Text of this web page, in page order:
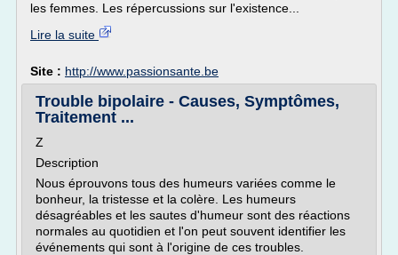
les femmes. Les répercussions sur l'existence...
Lire la suite
Site : http://www.passionsante.be
Trouble bipolaire - Causes, Symptômes,
Traitement ...
Z
Description
Nous éprouvons tous des humeurs variées comme le
bonheur, la tristesse et la colère. Les humeurs
désagréables et les sautes d'humeur sont des réactions
normales au quotidien et l'on peut souvent identifier les
événements qui sont à l'origine de ces troubles.